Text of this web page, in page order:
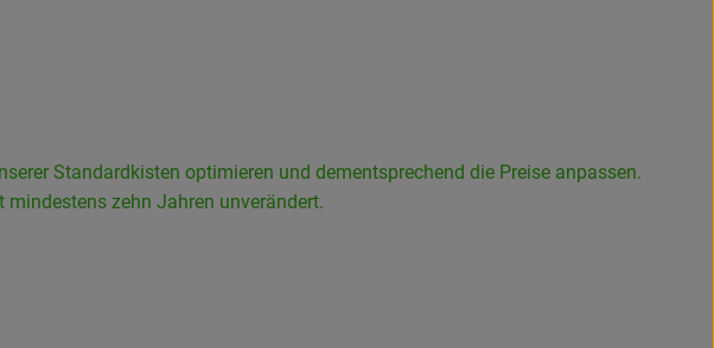
Standardkisten optimieren und dementsprechend die Preise anpassen.
mindestens zehn Jahren unverändert.